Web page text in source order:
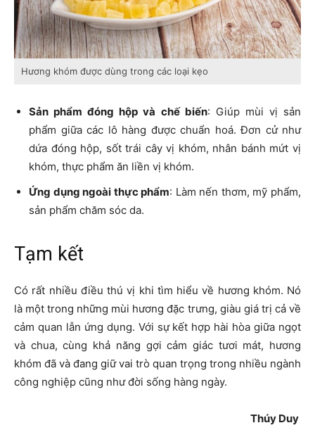
Hương khóm được dùng trong các loại kẹo
Sản phẩm đóng hộp và chế biến: Giúp mùi vị sản
phẩm giữa các lô hàng được chuẩn hoá. Đơn cử như
dứa đóng hộp, sốt trái cây vị khóm, nhân bánh mứt vị
khóm, thực phẩm ăn liền vị khóm.
Ứng dụng ngoài thực phẩm: Làm nến thơm, mỹ phẩm,
sản phẩm chăm sóc da.
Tạm kết
Có rất nhiều điều thú vị khi tìm hiểu về hương khóm. Nó
là một trong những mùi hương đặc trưng, giàu giá trị cả về
cảm quan lẫn ứng dụng. Với sự kết hợp hài hòa giữa ngọt
và chua, cùng khả năng gợi cảm giác tươi mát, hương
khóm đã và đang giữ vai trò quan trọng trong nhiều ngành
công nghiệp cũng như đời sống hàng ngày.
Thúy Duy